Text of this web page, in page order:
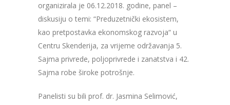
organizirala je 06.12.2018. godine, panel –
diskusiju o temi: “Preduzetnički ekosistem,
kao pretpostavka ekonomskog razvoja“ u
Centru Skenderija, za vrijeme održavanja 5.
Sajma privrede, poljoprivrede i zanatstva i 42.
Sajma robe široke potrošnje.
Panelisti su bili prof. dr. Jasmina Selimović,